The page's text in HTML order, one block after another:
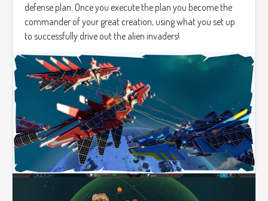
defense plan. Once you execute the plan you become the
commander of your great creation, using what you set up
to successfully drive out the alien invaders!